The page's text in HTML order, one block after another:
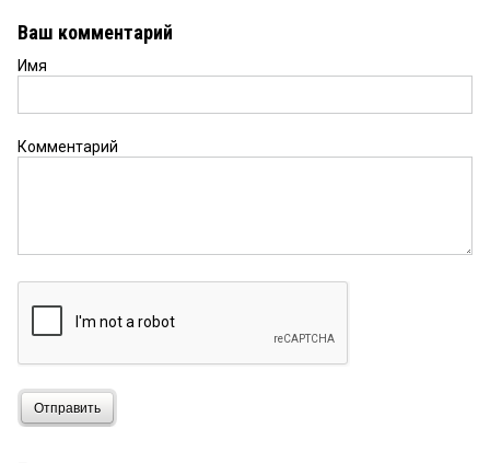
Ваш комментарий
Имя
Комментарий
Отправить